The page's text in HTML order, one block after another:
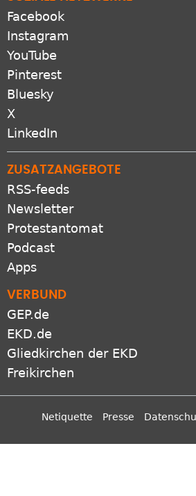
SOZIALE NETZWERKE
Facebook
Instagram
YouTube
Pinterest
Bluesky
X
ZUSATZANGEBOTE
RSS-feeds
Newsletter
Protestantomat
Podcast
VERBUND
GEP.de
EKD.de
Gliedkirchen der EKD